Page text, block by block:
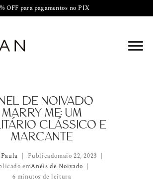
OFF para pagamentos no PIX
DE NOIVADO
MARRY ME: UM
CLÁSSICO E
MARCANTE
Publicadomaio 22, 2023
emAnéis de Noivado
6 minutos de leitura